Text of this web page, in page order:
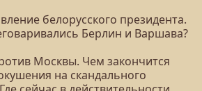
белорусского президента.
Берлин и Варшава?​
Москвы. Чем закончится
на скандального